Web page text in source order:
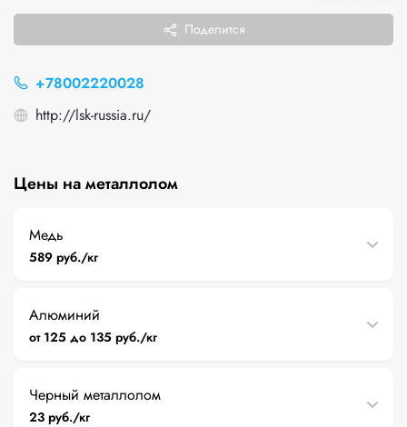
Поделится
+78002220028
http://lsk-russia.ru/
Цены на металлолом
Медь
589 руб./кг
Алюминий
от 125 до 135 руб./кг
Черный металлолом
23 руб./кг